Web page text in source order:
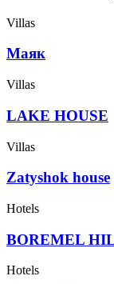
Villas
Маяк
Villas
LAKE HOUSE
Villas
Zatyshok house
Hotels
BOREMEL
Hotels